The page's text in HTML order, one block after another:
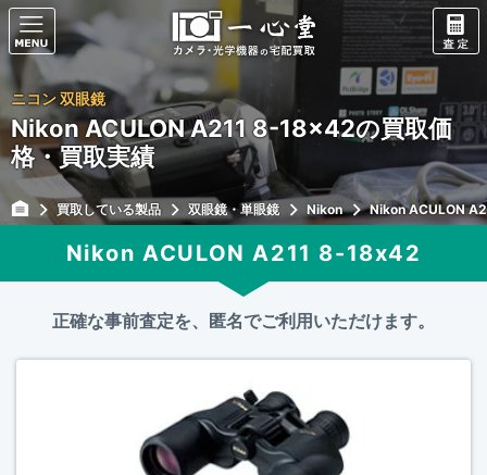
ニコン 双眼鏡
Nikon ACULON A211 8-18x42の買取価
格・買取実績
買取している製品 双眼鏡・単眼鏡 Nikon Nikon ACULON
Nikon ACULON A211 8-18x42
正確な事前査定を、匿名でご利用いただけます。